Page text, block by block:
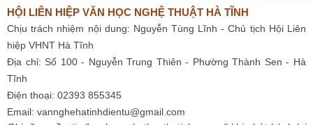
HỘI LIÊN HIỆP VĂN HỌC NGHỆ THUẬT HÀ TĨNH
Chịu trách nhiệm nội dung: Nguyễn Tùng Lĩnh - Chủ tịch Hội Liên
hiệp VHNT Hà Tĩnh
Địa chỉ: Số 100 - Nguyễn Trung Thiên - Phường Thành Sen - Hà
Tĩnh
Điện thoại: 02393 855345
Email: vannghehatinhdientu@gmail.com